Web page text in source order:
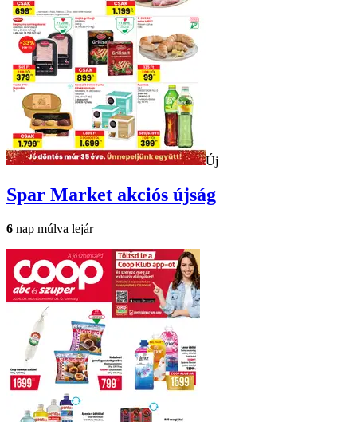
Új
Spar Market akciós újság
6 nap múlva lejár